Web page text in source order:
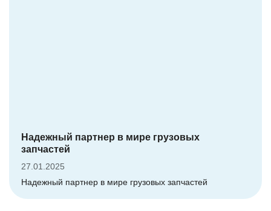
Надежный партнер в мире грузовых
запчастей
27.01.2025
Надежный партнер в мире грузовых запчастей